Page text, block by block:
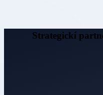
Strategickí